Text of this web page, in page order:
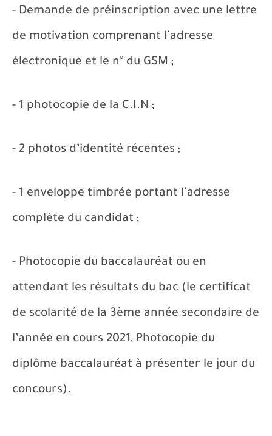
- Demande de préinscription avec une lettre
de motivation comprenant l’adresse
électronique et le n° du GSM ;
- 1 photocopie de la C.I.N ;
- 2 photos d’identité récentes ;
- 1 enveloppe timbrée portant l’adresse
complète du candidat ;
- Photocopie du baccalauréat ou en
attendant les résultats du bac (le certificat
de scolarité de la 3ème année secondaire de
l’année en cours 2021, Photocopie du
diplôme baccalauréat à présenter le jour du
concours).